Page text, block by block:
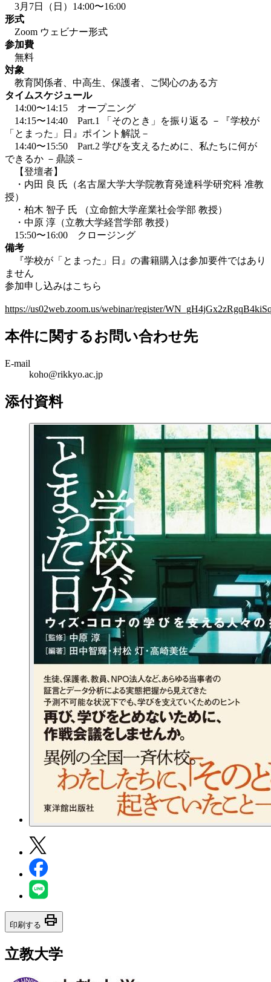
3月7日（日）14:00〜16:00
形式
Zoom ウェビナー形式
参加費
無料
対象
教育関係者、中高生、保護者、ご関心のある方
タイムスケジュール
14:00〜14:15 オープニング
14:15〜14:40 Part.1 「そのとき」を振り返る －『学校が
「とまった」日』ポイント解説－
14:40〜15:50 Part.2 学びを支えるために、私たちに何が
できるか －鼎談－
【登壇者】
・内田 良 氏（名古屋大学大学院教育発達科学研究科 准教
授）
・柏木 智子 氏 （立命館大学産業社会学部 教授）
・中原 淳（立教大学経営学部 教授）
15:50〜16:00 クロージング
備考
『学校が「とまった」日』の書籍購入は参加要件ではあり
ません
参加申し込みはこちら
https://us02web.zoom.us/webinar/register/
本件に関するお問い合わせ先
E-mail
koho@rikkyo.ac.jp
添付資料
印刷する print
立教大学